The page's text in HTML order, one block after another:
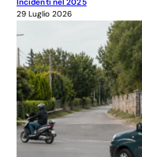
Incidenti nel 2025
29 Luglio 2026